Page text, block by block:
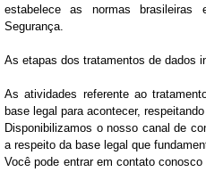
estabelece as normas
Segurança.
As etapas dos tratamentos de dados
As atividades referente ao
base legal para acontecer,
Disponibilizamos o nosso canal de
a respeito da base legal que
Você pode entrar em contato